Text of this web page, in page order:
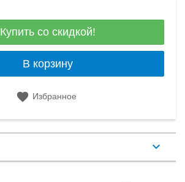
Купить со скидкой!
В корзину
Избранное